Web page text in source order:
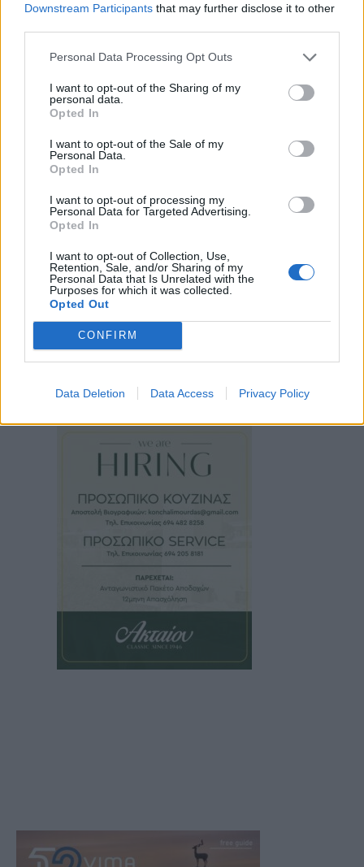
Downstream Participants that may further disclose it to other
Personal Data Processing Opt Outs
I want to opt-out of the Sharing of my
personal data.
Opted In
I want to opt-out of the Sale of my
Personal Data.
Opted In
I want to opt-out of processing my
Personal Data for Targeted Advertising.
Opted In
I want to opt-out of Collection, Use,
Retention, Sale, and/or Sharing of my
Personal Data that Is Unrelated with the
Purposes for which it was collected.
Opted Out
CONFIRM
Data Deletion Data Access Privacy Policy